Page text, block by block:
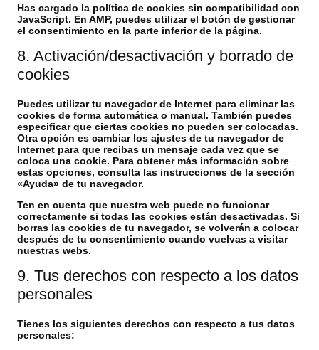
Has cargado la política de cookies sin compatibilidad con
JavaScript. En AMP, puedes utilizar el botón de gestionar
el consentimiento en la parte inferior de la página.
8. Activación/desactivación y borrado de
cookies
Puedes utilizar tu navegador de Internet para eliminar las
cookies de forma automática o manual. También puedes
especificar que ciertas cookies no pueden ser colocadas.
Otra opción es cambiar los ajustes de tu navegador de
Internet para que recibas un mensaje cada vez que se
coloca una cookie. Para obtener más información sobre
estas opciones, consulta las instrucciones de la sección
«Ayuda» de tu navegador.
Ten en cuenta que nuestra web puede no funcionar
correctamente si todas las cookies están desactivadas. Si
borras las cookies de tu navegador, se volverán a colocar
después de tu consentimiento cuando vuelvas a visitar
nuestras webs.
9. Tus derechos con respecto a los datos
personales
Tienes los siguientes derechos con respecto a tus datos
personales: